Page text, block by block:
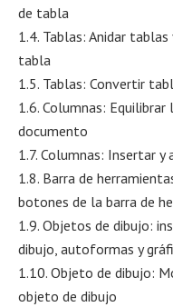
de tabla
1.4. Tablas: Anidar
tabla
1.5. Tablas: Convertir
1.6. Columnas:
documento
1.7. Columnas: Insertar
1.8. Barra de
botones de la barra de
1.9. Objetos de dibujo:
dibujo, autoformas y
1.10. Objeto de dibujo:
objeto de dibujo